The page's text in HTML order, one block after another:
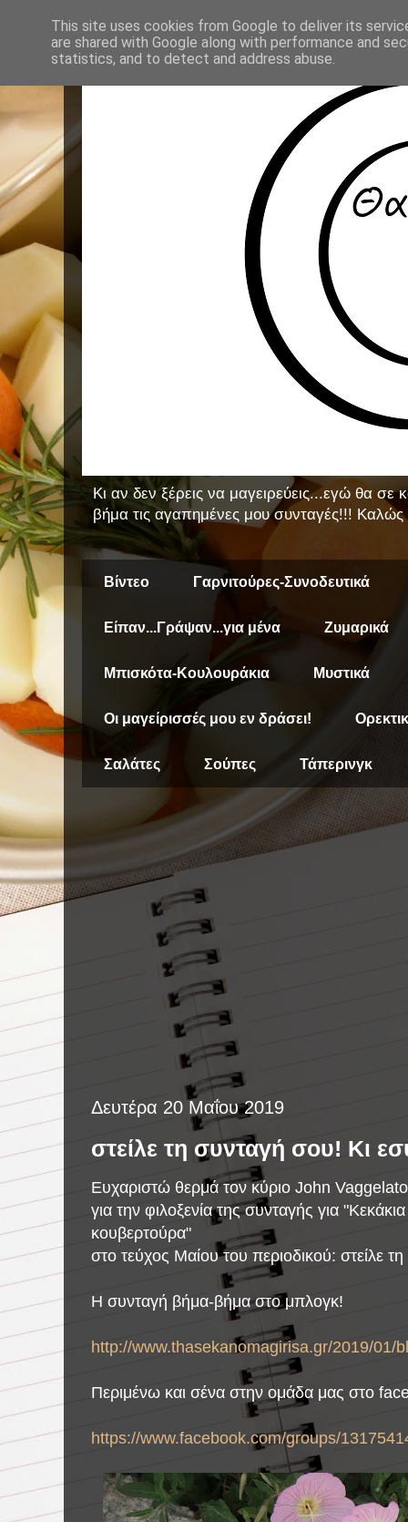
Κι αν δεν ξέρεις να μαγειρεύεις...εγώ θα
βήμα τις αγαπημένες μου συνταγές!!! Καλώς
Βίντεο Γαρνιτούρες-Συνοδευτικά
Είπαν...Γράψαν...για μένα Ζυμαρικά
Μπισκότα-Κουλουράκια Μυστικά
Οι μαγείρισσές μου εν δράσει!
Σαλάτες Σούπες Τάπερινγκ
Δευτέρα 20 Μαΐου 2019
στείλε τη συνταγή σου! Κι
Ευχαριστώ θερμά τον κύριο John
για την φιλοξενία της συνταγής για
κουβερτούρα"
στο τεύχος Μαίου του περιοδικού: στείλε
Η συνταγή βήμα-βήμα στο μπλογκ!
http://www.thasekanomagirisa.gr/2019/01/
Περιμένω και σένα στην ομάδα μας στο
https://www.facebook.com/groups/
This site uses cookies from Google to deliver its
are shared with Google along with performance and
statistics, and to detect and address abuse.